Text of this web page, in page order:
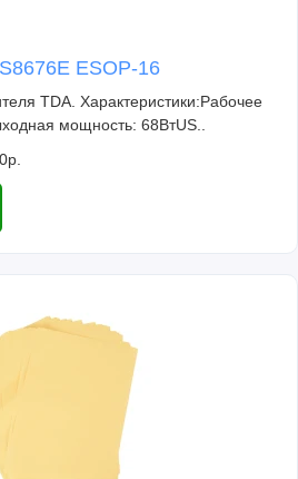
ESOP-16
TDA. Характеристики:Рабочее
мощность: 68ВтUS..